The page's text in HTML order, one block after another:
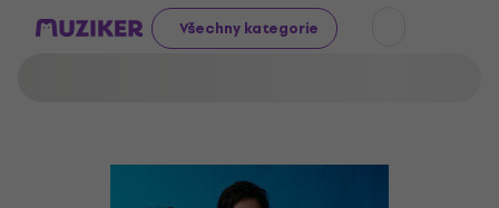
Všechny kategorie